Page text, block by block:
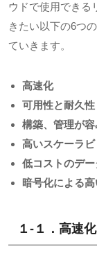
ウドで使用できる
きたい以下の6つ
ていきます。
高速化
可用性と耐久性
構築、管理が容
高いスケーラビ
低コストのデ
暗号化による
１-１．高速化